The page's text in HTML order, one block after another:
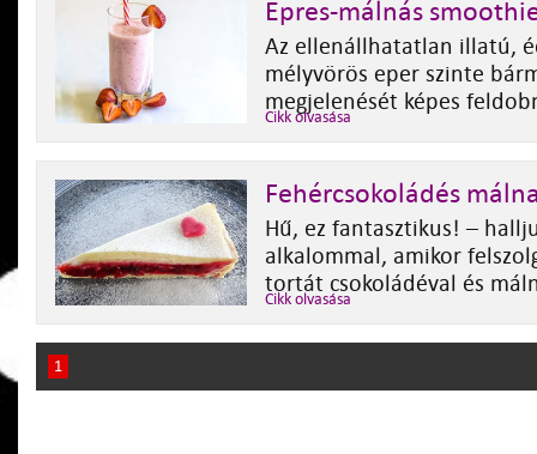
Epres-málnás
Az ellenállhatatlan illatú,
mélyvörös eper szinte
megjelenését képes
Cikk olvasása
Fehércsokoládés
Hű, ez fantasztikus! –
alkalommal, amikor
tortát csokoládéval és
Cikk olvasása
1